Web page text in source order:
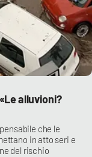
alluvioni?
che le
in atto seri e
del rischio